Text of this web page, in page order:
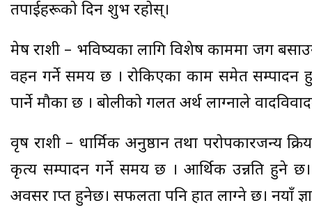
तपाईहरूको दिन शुभ रहोस्।
मेष राशी – भविष्यका लागि विशेष काममा जग
वहन गर्ने समय छ । रोकिएका काम समेत सम्पादन
पार्ने मौका छ । बोलीको गलत अर्थ लाग्नाले
वृष राशी – धार्मिक अनुष्ठान तथा परोपकारजन्य
कृत्य सम्पादन गर्ने समय छ । आर्थिक उन्नति हुने छ।
अवसर प्राप्त हुनेछ। सफलता पनि हात लाग्ने छ। नयाँ